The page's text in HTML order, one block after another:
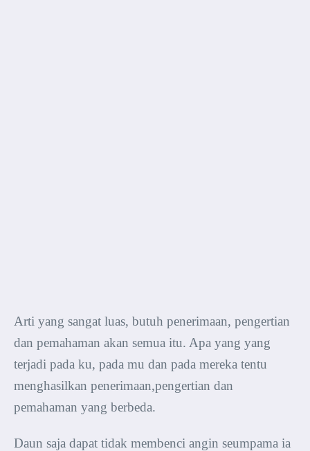
Arti yang sangat luas, butuh penerimaan, pengertian
dan pemahaman akan semua itu. Apa yang yang
terjadi pada ku, pada mu dan pada mereka tentu
menghasilkan penerimaan,pengertian dan
pemahaman yang berbeda.
Daun saja dapat tidak membenci angin seumpama ia